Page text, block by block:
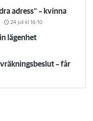
adress” – kvinna
24 juli kl 16:10
lägenhet
– får